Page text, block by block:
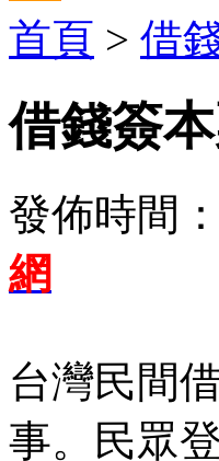
首頁 > 借
借錢簽
發佈時間
網
台灣民間
事。民眾